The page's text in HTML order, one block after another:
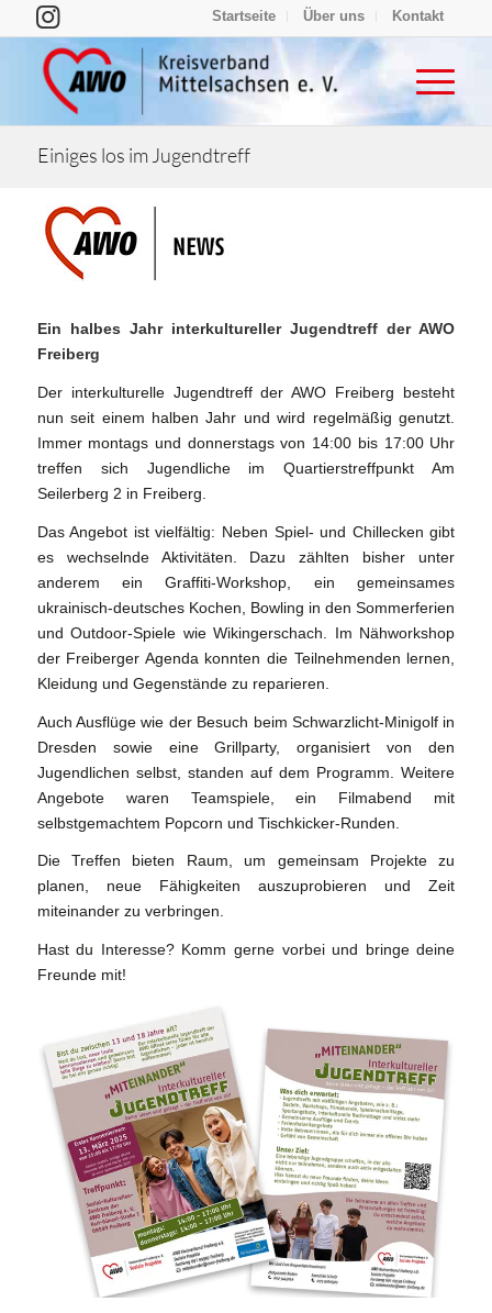
Startseite Über uns Kontakt
Einiges los im Jugendtreff
Ein halbes Jahr interkultureller Jugendtreff der AWO
Freiberg
Der interkulturelle Jugendtreff der AWO Freiberg besteht
nun seit einem halben Jahr und wird regelmäßig genutzt.
Immer montags und donnerstags von 14:00 bis 17:00 Uhr
treffen sich Jugendliche im Quartierstreffpunkt Am
Seilerberg 2 in Freiberg.
Das Angebot ist vielfältig: Neben Spiel- und Chillecken gibt
es wechselnde Aktivitäten. Dazu zählten bisher unter
anderem ein Graffiti-Workshop, ein gemeinsames
ukrainisch-deutsches Kochen, Bowling in den Sommerferien
und Outdoor-Spiele wie Wikingerschach. Im Nähworkshop
der Freiberger Agenda konnten die Teilnehmenden lernen,
Kleidung und Gegenstände zu reparieren.
Auch Ausflüge wie der Besuch beim Schwarzlicht-Minigolf in
Dresden sowie eine Grillparty, organisiert von den
Jugendlichen selbst, standen auf dem Programm. Weitere
Angebote waren Teamspiele, ein Filmabend mit
selbstgemachtem Popcorn und Tischkicker-Runden.
Die Treffen bieten Raum, um gemeinsam Projekte zu
planen, neue Fähigkeiten auszuprobieren und Zeit
miteinander zu verbringen.
Hast du Interesse? Komm gerne vorbei und bringe deine
Freunde mit!